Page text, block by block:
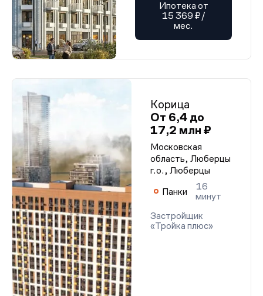
Ипотека от
15 369 ₽/
мес.
Корица
От 6,4 до
17,2 млн ₽
Московская
область, Люберцы
г.о., Люберцы
Панки
16
минут
Застройщик
«Тройка плюс»